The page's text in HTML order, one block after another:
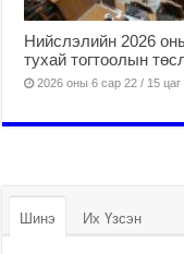
Нийслэлийн 2026
тухай тогтоолын
2026 оны 6 сар 22 / 15
Шинэ Их Үзсэн